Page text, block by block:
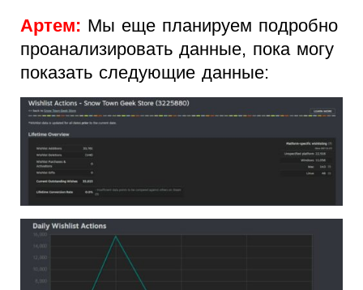
Артем: Мы еще планируем подробно
проанализировать данные, пока могу
показать следующие данные: